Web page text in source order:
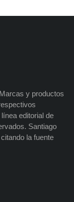
y productos
editorial de
Santiago
la fuente